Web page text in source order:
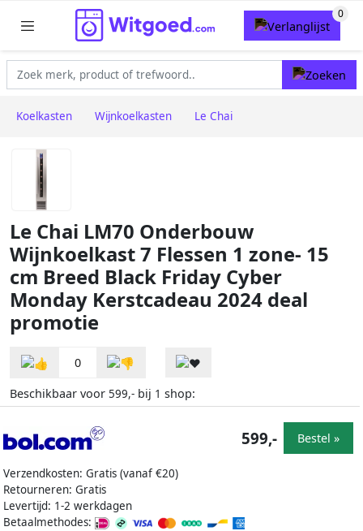
Koelkasten Wijnkoelkasten Le Chai
Le Chai LM70 Onderbouw
Wijnkoelkast 7 Flessen 1 zone- 15
cm Breed Black Friday Cyber
Monday Kerstcadeau 2024 deal
promotie
0
Beschikbaar voor 599,- bij 1 shop:
Verzendkosten: Gratis (vanaf €20)
Retourneren: Gratis
Levertijd: 1-2 werkdagen
Betaalmethodes:
599,- Bestel »